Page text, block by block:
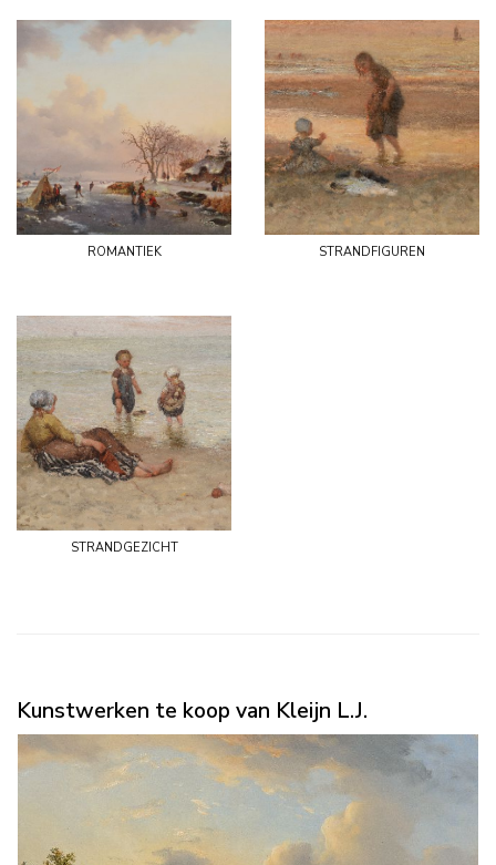
romantiek strandfiguren
strandgezicht
Kunstwerken te koop van Kleijn L.J.